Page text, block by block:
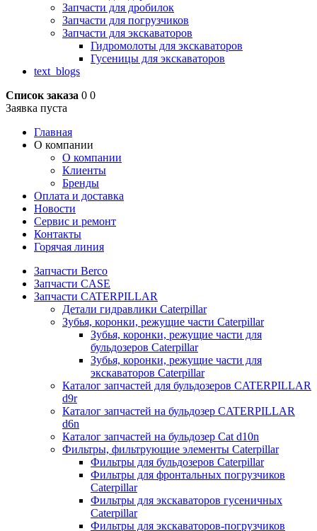
Запчасти для дробилок
Запчасти для погрузчиков
Запчасти для экскаваторов
Гидромолоты для экскаваторов
Гусеницы для экскаваторов
text_blogs
Список заказа 0 0
Заявка пуста
Главная
О компании
О компании
Клиенты
Бренды
Оплата и доставка
Новости
Сервис и ремонт
Контакты
Горячая линия
Запчасти Berco
Запчасти CASE
Запчасти CATERPILLAR
Детали гидравлики Caterpillar
Зубья, коронки, режущие части Caterpillar
Зубья, коронки, режущие части для
бульдозеров Caterpillar
Зубья, коронки, режущие части для
экскаваторов Caterpillar
Каталог запчастей для бульдозеров CATERPILLAR
d9r
Каталог запчастей на бульдозер CATERPILLAR
d6n
Каталог запчастей на бульдозер Сat d10n
Фильтры, фильтрующие элементы Caterpillar
Фильтры для бульдозеров Caterpillar
Фильтры для фронтальных погрузчиков
Caterpillar
Фильтры для экскаваторов гусеничных
Caterpillar
Фильтры для экскаваторов-погрузчиков